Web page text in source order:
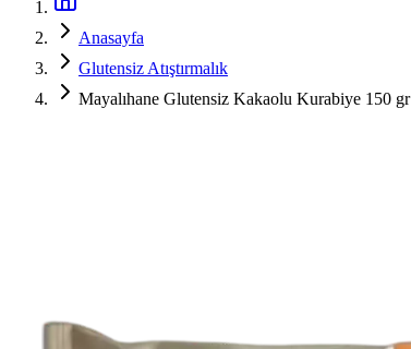
Anasayfa
Glutensiz Atıştırmalık
Mayalıhane Glutensiz Kakaolu Kurabiye 150 gr